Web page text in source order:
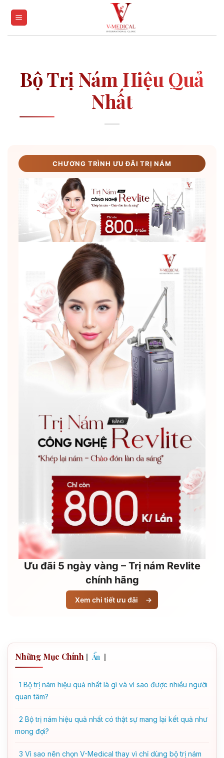
Bộ Trị Nám Hiệu Quả
Nhất
CHƯƠNG TRÌNH ƯU ĐÃI TRỊ NÁM
Ưu đãi 5 ngày vàng – Trị nám Revlite
chính hãng
Xem chi tiết ưu đãi →
Những Mục Chính [ Ẩn ]
1 Bộ trị nám hiệu quả nhất là gì và vì sao được nhiều người
quan tâm?
2 Bộ trị nám hiệu quả nhất có thật sự mang lại kết quả như
mong đợi?
3 Vì sao nên chọn V-Medical thay vì chỉ dùng bộ trị nám